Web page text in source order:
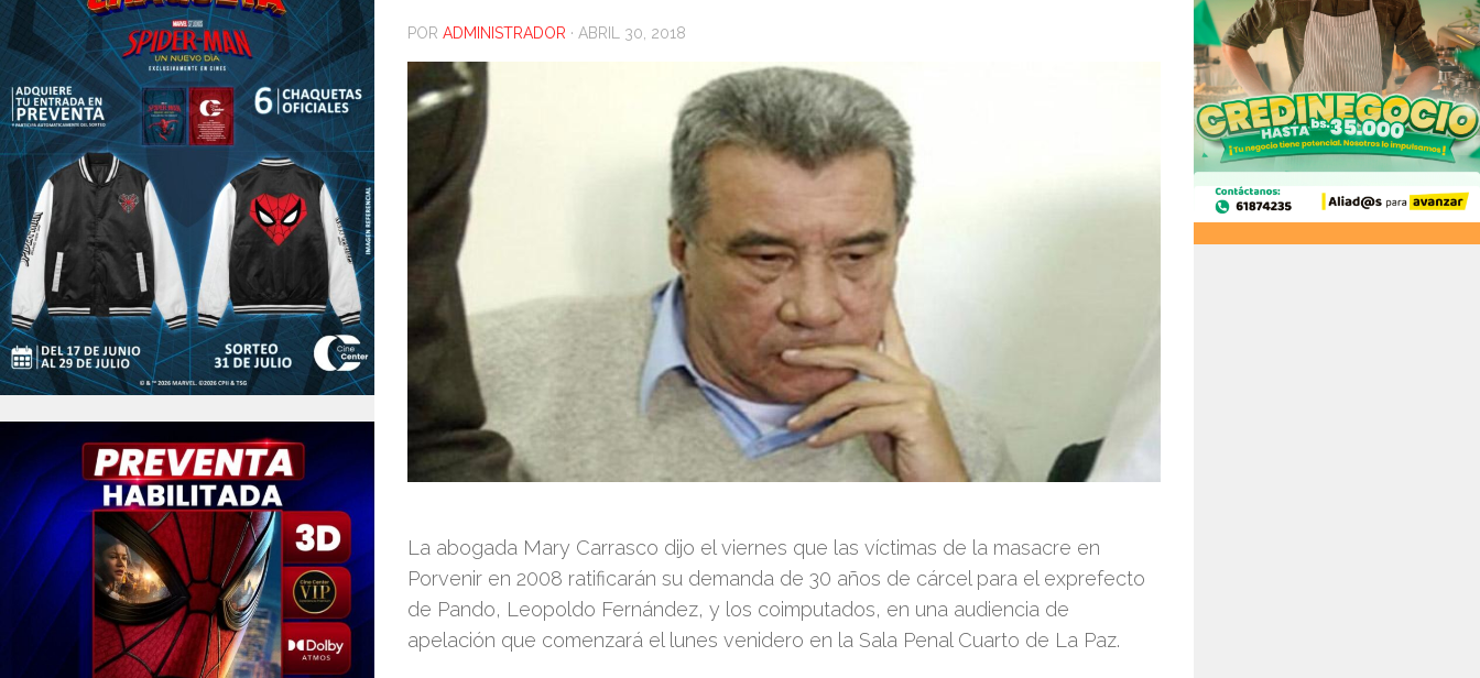
POR ADMINISTRADOR · ABRIL 30, 2018
La abogada Mary Carrasco dijo el viernes que las víctimas de la masacre en
Porvenir en 2008 ratificarán su demanda de 30 años de cárcel para el exprefecto
de Pando, Leopoldo Fernández, y los coimputados, en una audiencia de
apelación que comenzará el lunes venidero en la Sala Penal Cuarto de La Paz.